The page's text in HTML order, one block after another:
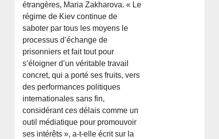
étrangères, Maria Zakharova. « Le
régime de Kiev continue de
saboter par tous les moyens le
processus d’échange de
prisonniers et fait tout pour
s’éloigner d’un véritable travail
concret, qui a porté ses fruits, vers
des performances politiques
internationales sans fin,
considérant ces délais comme un
outil médiatique pour promouvoir
ses intérêts », a-t-elle écrit sur la